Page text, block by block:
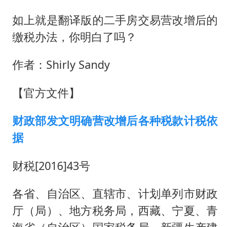
如上就是翻译版的二手房交易营改增后的
缴税办法，你明白了吗？
作者：Shirly Sandy
【官方文件】
财政部发文明确营改增后各种税款计税依
据
财税[2016]43号
各省、自治区、直辖市、计划单列市财政
厅（局）、地方税务局，西藏、宁夏、青